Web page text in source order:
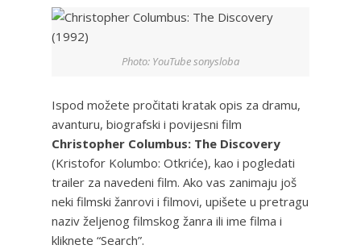
Photo: YouTube sonysloba
Ispod možete pročitati kratak opis za dramu,
avanturu, biografski i povijesni film
Christopher Columbus: The Discovery
(Kristofor Kolumbo: Otkriće), kao i pogledati
trailer za navedeni film. Ako vas zanimaju još
neki filmski žanrovi i filmovi, upišete u pretragu
naziv željenog filmskog žanra ili ime filma i
kliknete “Search”.